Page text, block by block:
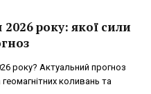
року: якої сили
року? Актуальний прогноз
коливань та